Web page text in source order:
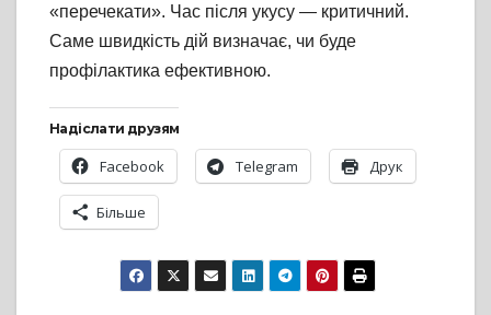
«перечекати». Час після укусу — критичний.
Саме швидкість дій визначає, чи буде
профілактика ефективною.
Надіслати друзям
Facebook Telegram Друк
Більше